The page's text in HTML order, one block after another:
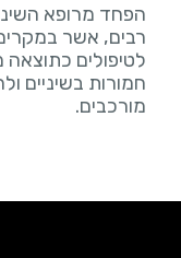
הפחד מרופא
רבים, אשר
לטיפולים
חמורות בשיניים
מורכבים.